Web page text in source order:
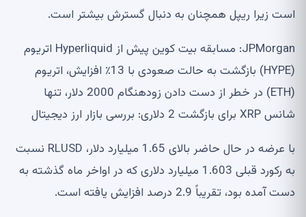
است زیرا ریپل همچنان به دنبال گسترش بیشتر است.
JPMorgan: مسابقه بیت کوین پیش از Hyperliquid اتریوم
(HYPE) بازگشت به حالت صعودی با 13٪ افزایش، اتریوم
(ETH) در خطر از دست دادن زودهنگام 2000 دلار، تنها
شانس XRP برای بازگشت 2 دلاری: بررسی بازار ارز دیجیتال
با عرضه در حال حاضر بالای 1.65 میلیارد دلار، RLUSD نسبت
به رکورد قبلی 1.603 میلیارد دلاری که در اواخر ماه گذشته به
دست آمده بود، تقریباً 2.9 درصد افزایش یافته است.